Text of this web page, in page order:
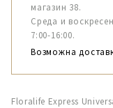
магазин 38.
Среда и
7:00-16:00.
Возможна
Floralife Express